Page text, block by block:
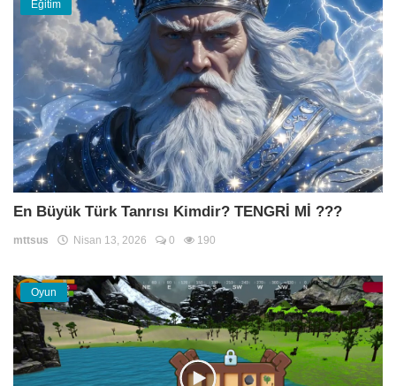
Eğitim
En Büyük Türk Tanrısı Kimdir? TENGRİ Mİ ???
mttsus Nisan 13, 2026 0 190
Oyun